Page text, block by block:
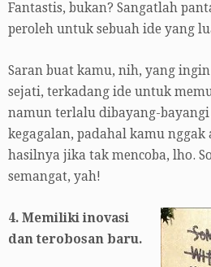
Fantastis, bukan? Sangatlah
peroleh untuk sebuah ide yang
Saran buat kamu, nih, yang
sejati, terkadang ide untuk
namun terlalu dibayang-
kegagalan, padahal kamu
hasilnya jika tak mencoba, lho.
semangat, yah!
4. Memiliki inovasi
dan terobosan baru.